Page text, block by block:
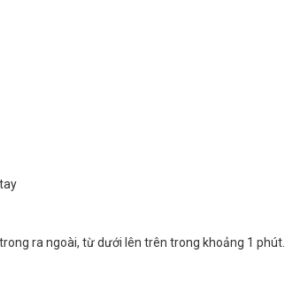
ra ngoài, từ dưới lên trên trong khoảng 1 phút.